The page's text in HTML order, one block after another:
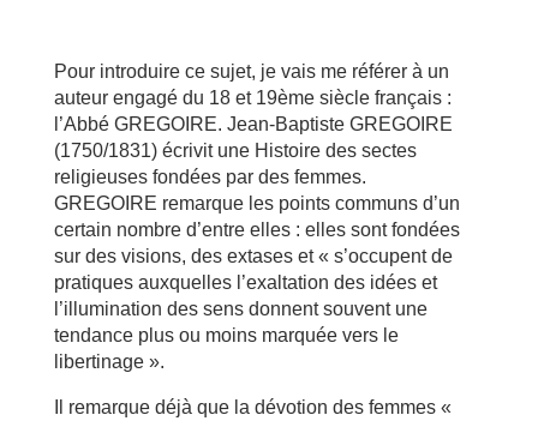
Pour introduire ce sujet, je vais me référer à un
auteur engagé du 18 et 19ème siècle français :
l’Abbé GREGOIRE. Jean-Baptiste GREGOIRE
(1750/1831) écrivit une Histoire des sectes
religieuses fondées par des femmes.
GREGOIRE remarque les points communs d’un
certain nombre d’entre elles : elles sont fondées
sur des visions, des extases et « s’occupent de
pratiques auxquelles l’exaltation des idées et
l’illumination des sens donnent souvent une
tendance plus ou moins marquée vers le
libertinage ».
Il remarque déjà que la dévotion des femmes «